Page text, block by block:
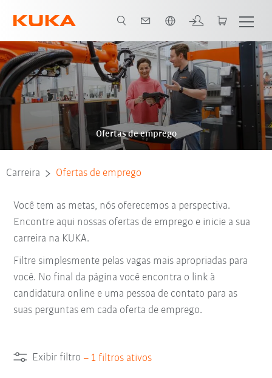
Ofertas de emprego
Carreira Ofertas de emprego
Você tem as metas, nós oferecemos a perspectiva.
Encontre aqui nossas ofertas de emprego e inicie a sua
carreira na KUKA.
Filtre simplesmente pelas vagas mais apropriadas para
você. No final da página você encontra o link à
candidatura online e uma pessoa de contato para as
suas perguntas em cada oferta de emprego.
Exibir filtro – 1 filtros ativos